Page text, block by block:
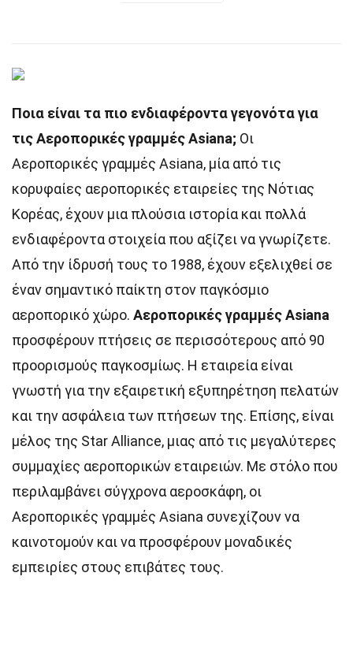
Ποια είναι τα πιο ενδιαφέροντα γεγονότα για
τις Αεροπορικές γραμμές Asiana; Οι
Αεροπορικές γραμμές Asiana, μία από τις
κορυφαίες αεροπορικές εταιρείες της Νότιας
Κορέας, έχουν μια πλούσια ιστορία και πολλά
ενδιαφέροντα στοιχεία που αξίζει να γνωρίζετε.
Από την ίδρυσή τους το 1988, έχουν εξελιχθεί σε
έναν σημαντικό παίκτη στον παγκόσμιο
αεροπορικό χώρο. Αεροπορικές γραμμές Asiana
προσφέρουν πτήσεις σε περισσότερους από 90
προορισμούς παγκοσμίως. Η εταιρεία είναι
γνωστή για την εξαιρετική εξυπηρέτηση πελατών
και την ασφάλεια των πτήσεων της. Επίσης, είναι
μέλος της Star Alliance, μιας από τις μεγαλύτερες
συμμαχίες αεροπορικών εταιρειών. Με στόλο που
περιλαμβάνει σύγχρονα αεροσκάφη, οι
Αεροπορικές γραμμές Asiana συνεχίζουν να
καινοτομούν και να προσφέρουν μοναδικές
εμπειρίες στους επιβάτες τους.